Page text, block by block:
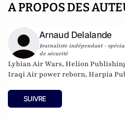
A PROPOS DES
Arnaud Delalande
Journaliste indépendant -
de sécurité
Lybian Air Wars, Helion
Iraqi Air power reborn, Harpia
SUIVRE